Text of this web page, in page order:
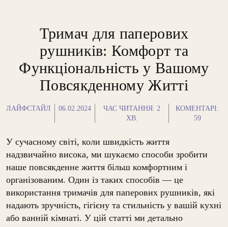
Тримач для паперових
рушників: Комфорт та
Функціональність у Вашому
Повсякденному Житті
ЛАЙФСТАЙЛ 06.02.2024 ЧАС ЧИТАННЯ: 2
ХВ.
КОМЕНТАРІ:
59
У сучасному світі, коли швидкість життя
надзвичайно висока, ми шукаємо способи зробити
наше повсякденне життя більш комфортним і
організованим. Один із таких способів — це
використання тримачів для паперових рушників, які
надають зручність, гігієну та стильність у вашій кухні
або ванній кімнаті. У цій статті ми детально